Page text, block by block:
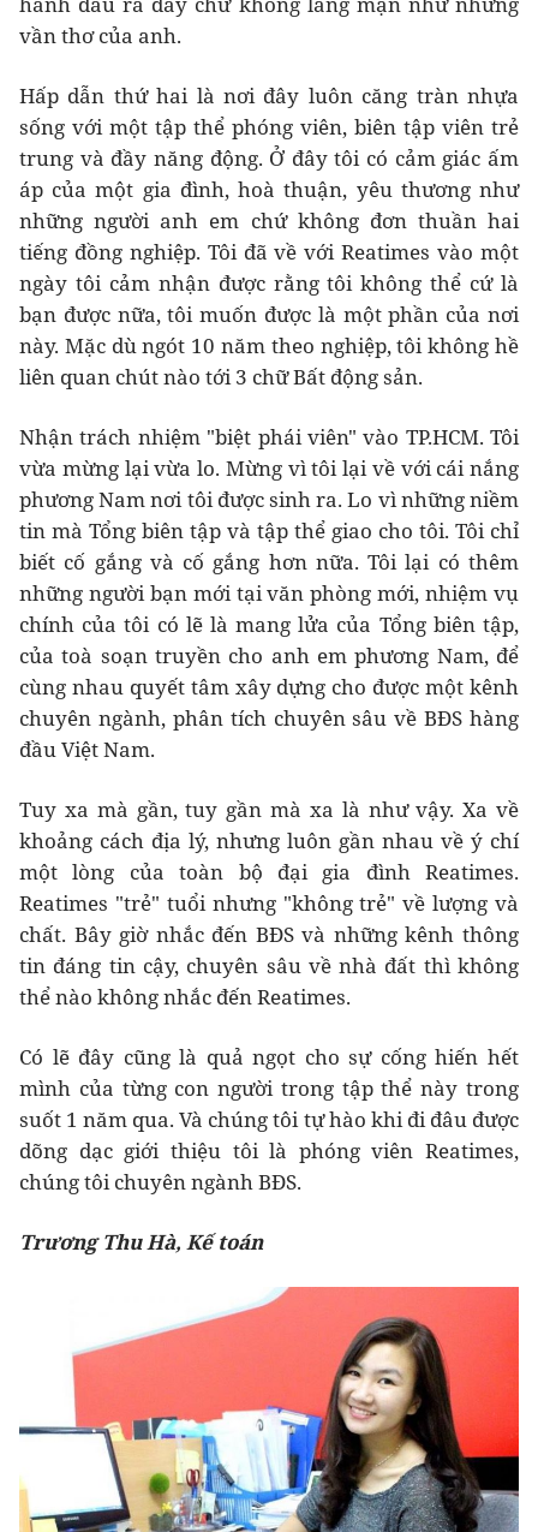
vần thơ của anh.
Hấp dẫn thứ hai là nơi đây luôn căng tràn nhựa
sống với một tập thể phóng viên, biên tập viên trẻ
trung và đầy năng động. Ở đây tôi có cảm giác ấm
áp của một gia đình, hoà thuận, yêu thương như
những người anh em chứ không đơn thuần hai
tiếng đồng nghiệp. Tôi đã về với Reatimes vào một
ngày tôi cảm nhận được rằng tôi không thể cứ là
bạn được nữa, tôi muốn được là một phần của nơi
này. Mặc dù ngót 10 năm theo nghiệp, tôi không hề
liên quan chút nào tới 3 chữ Bất động sản.
Nhận trách nhiệm "biệt phái viên" vào TP.HCM. Tôi
vừa mừng lại vừa lo. Mừng vì tôi lại về với cái nắng
phương Nam nơi tôi được sinh ra. Lo vì những niềm
tin mà Tổng biên tập và tập thể giao cho tôi. Tôi chỉ
biết cố gắng và cố gắng hơn nữa. Tôi lại có thêm
những người bạn mới tại văn phòng mới, nhiệm vụ
chính của tôi có lẽ là mang lửa của Tổng biên tập,
của toà soạn truyền cho anh em phương Nam, để
cùng nhau quyết tâm xây dựng cho được một kênh
chuyên ngành, phân tích chuyên sâu về BĐS hàng
đầu Việt Nam.
Tuy xa mà gần, tuy gần mà xa là như vậy. Xa về
khoảng cách địa lý, nhưng luôn gần nhau về ý chí
một lòng của toàn bộ đại gia đình Reatimes.
Reatimes "trẻ" tuổi nhưng "không trẻ" về lượng và
chất. Bây giờ nhắc đến BĐS và những kênh thông
tin đáng tin cậy, chuyên sâu về nhà đất thì không
thể nào không nhắc đến Reatimes.
Có lẽ đây cũng là quả ngọt cho sự cống hiến hết
mình của từng con người trong tập thể này trong
suốt 1 năm qua. Và chúng tôi tự hào khi đi đâu được
dõng dạc giới thiệu tôi là phóng viên Reatimes,
chúng tôi chuyên ngành BĐS.
Trương Thu Hà, Kế toán